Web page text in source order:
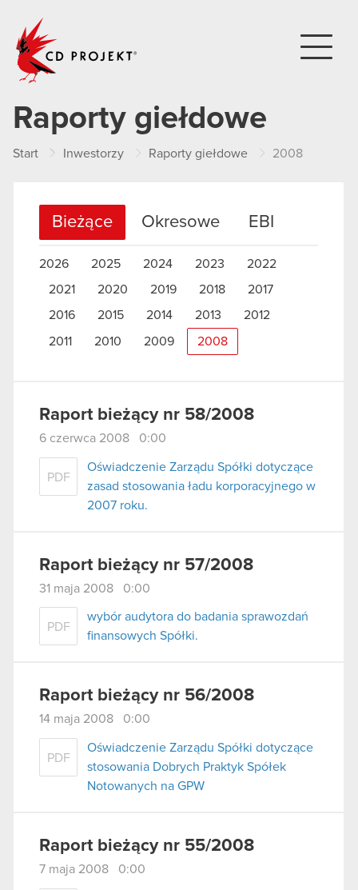
Raporty giełdowe
Start Inwestorzy Raporty giełdowe 2008
Bieżące Okresowe EBI
2026 2025 2024 2023
2022
2021
2020 2019 2018
2017
2016
2015 2014 2013 2012
2011 2010 2009 2008
Raport bieżący nr 58/2008
6 czerwca 2008 0:00
PDF
Oświadczenie Zarządu Spółki dotyczące
zasad stosowania ładu korporacyjnego w
2007 roku.
Raport bieżący nr 57/2008
31 maja 2008 0:00
PDF
wybór audytora do badania sprawozdań
finansowych Spółki.
Raport bieżący nr 56/2008
14 maja 2008 0:00
PDF
Oświadczenie Zarządu Spółki dotyczące
stosowania Dobrych Praktyk Spółek
Notowanych na GPW
Raport bieżący nr 55/2008
7 maja 2008 0:00